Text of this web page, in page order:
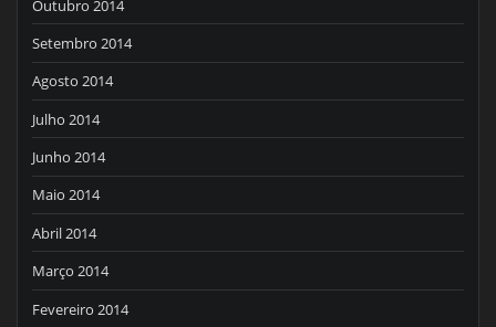
Outubro 2014
Setembro 2014
Agosto 2014
Julho 2014
Junho 2014
Maio 2014
Abril 2014
Março 2014
Fevereiro 2014